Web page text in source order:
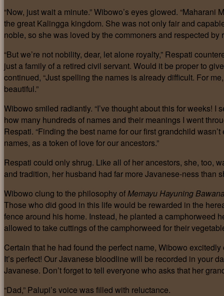
“Now, just wait a minute.” Wibowo’s eyes glowed.
the great Kalingga kingdom. She was not only fair and
noble, so she was loved by the commoners and respected by
“But we’re not nobility, dear, let alone royalty,” Respati
just a family of a retired civil servant. Would it be proper to
continued, “Just spelling the names is already difficult. For
beautiful.”
Wibowo smiled radiantly. “I’ve thought about this for weeks!
how many hundreds of names and their meanings I went
Respati. “Finding the best name for our first grandchild
names, as a token of love for our ancestors.”
Respati could only shrug. Like all of her ancestors, she, too,
and tradition, her husband had far more Javanese-ness than
Wibowo clung to the philosophy ofMemayu Hayuning
Those who did good in this life would be rewarded in the
fence around his home. Instead, he planted a camphorweed
allowed to take cuttings of the camphorweed for their
Certain that he had found the perfect name, Wibowo
It’s perfect! Our Javanese bloodline will be recorded in your
Javanese. Don’t forget to tell everyone who asks that her
“Dad,” Palupi’s voice was filled with reluctance.